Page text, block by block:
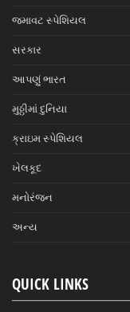
જમાવટ સ્પેશિયલ
સરકાર
આપણું ભારત
મુઠ્ઠીમાં દુનિયા
ક્રાઇમ સ્પેશિયલ
ખેલકૂદ
મનોરંજન
અન્ય
QUICK LINKS